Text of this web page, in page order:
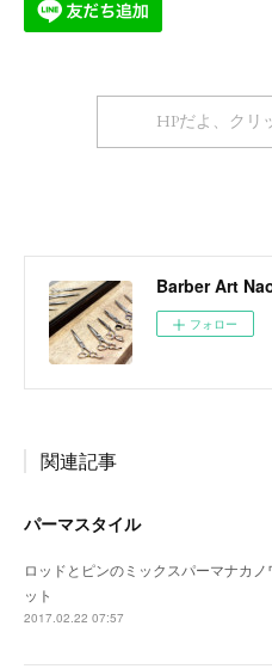
HPだよ、クリ
Barber Art
フォロー
関連記事
パーマスタイル
ロッドとピンのミックスパーマナカ
ット フロ
2017.02.22 07:57